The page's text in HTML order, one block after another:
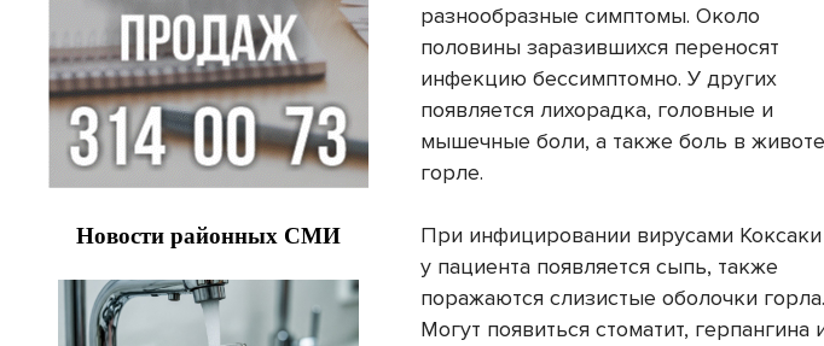
разнообразные симптомы. Около
половины заразившихся переносят
инфекцию бессимптомно. У других
появляется лихорадка, головные и
мышечные боли, а также боль в
горле.
При инфицировании вирусами
у пациента появляется сыпь, также
поражаются слизистые оболочки горла.
Могут появиться стоматит, герпангина